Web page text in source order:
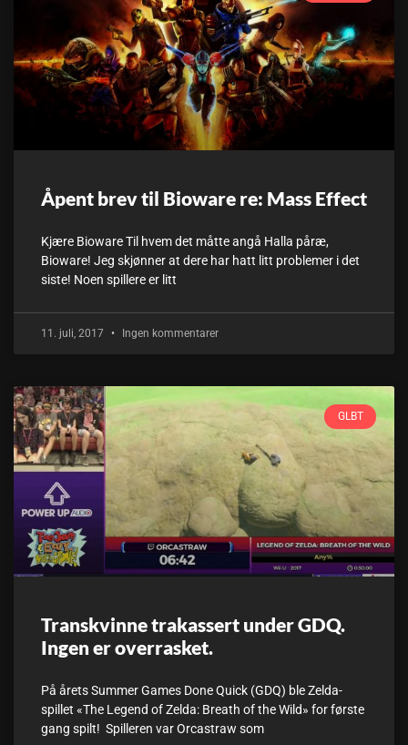
Åpent brev til Bioware re: Mass Effect
Kjære Bioware Til hvem det måtte angå Halla påræ,
Bioware! Jeg skjønner at dere har hatt litt problemer i det
siste! Noen spillere er litt
11. juli, 2017 Ingen kommentarer
GLBT
Transkvinne trakassert under GDQ.
Ingen er overrasket.
På årets Summer Games Done Quick (GDQ) ble Zelda-
spillet «The Legend of Zelda: Breath of the Wild» for første
gang spilt! Spilleren var Orcastraw som